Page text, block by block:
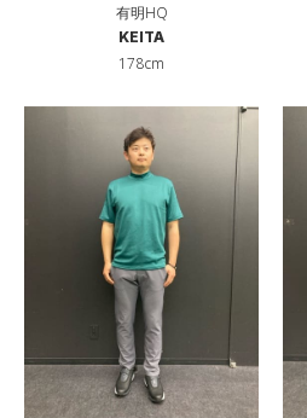
有明HQ
KEITA
178cm